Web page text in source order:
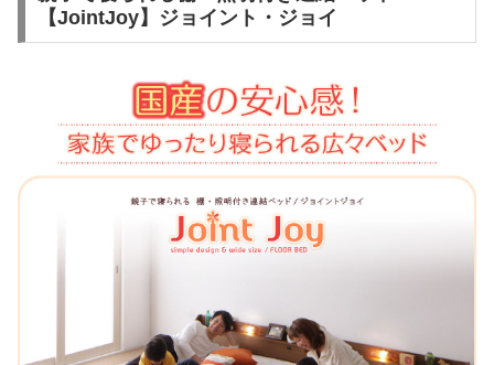
【JointJoy】ジョイント・ジョイ